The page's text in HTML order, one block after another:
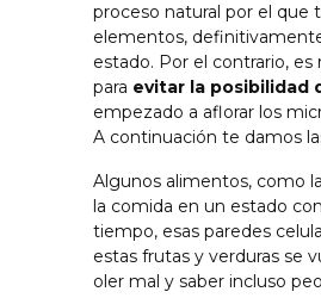
proceso natural por el que
elementos,
estado. Por el contrario,
para evitar la posibilidad
empezado a aflorar los
A continuación te damos
Algunos alimentos, como
la comida en un estado
tiempo, esas paredes
estas frutas y verduras se
oler mal y saber incluso